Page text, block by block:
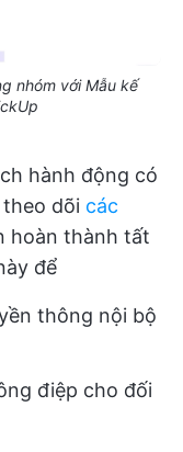
nhóm với Mẫu kế
hành động có
dõi các
hoàn thành tất
để
thông nội bộ
điệp cho đối